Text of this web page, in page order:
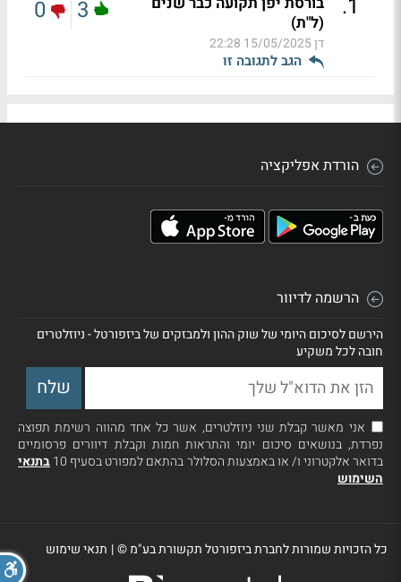
1
.
(ל"ת)
דן15/05/2025 22:28
הגב לתגובה זו
3
0
הורדת אפליקציה
הרשמה לדיוור
הירשם לסיכום היומי של שוק ההון ולמבזקים של ביזפורטל - ניוזלטרים
חובה לכל משקיע
אני מאשר קבלת שני ניוזלטרים, אשר כל אחד מהווה רשימת תפוצה
נפרדת, בנושאים סיכום יומי והתראות חמות וקבלת דיוורים פרסומיים
בדואר אלקטרוני ו/ או באמצעות הסלולר בהתאם למפורט בסעיף 10
בתנאי
השימוש
כל הזכויות שמורות לחברת ביזפורטל תקשורת בע"מ ©| תנאי שימוש